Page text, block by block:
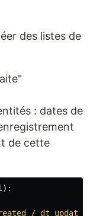
des listes de
: dates de
de cette
):
/ dt_updated